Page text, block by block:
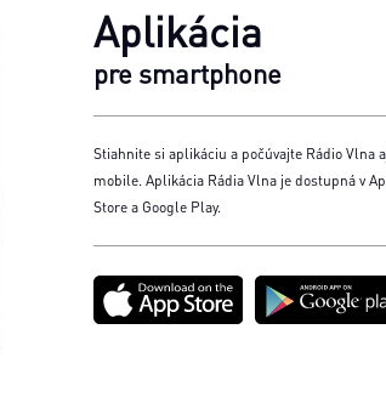
Aplikácia
pre smartphone
Stiahnite si aplikáciu a počúvajte Rádio Vlna
mobile. Aplikácia Rádia Vlna je dostupná v
Store a Google Play.